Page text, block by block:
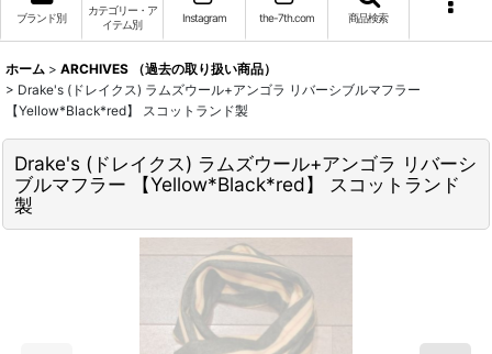
ブランド別
カテゴリー・ア
イテム別
Instagram the-7th.com 商品検索
ホーム > ARCHIVES （過去の取り扱い商品）
> Drake's (ドレイクス) ラムズウール+アンゴラ リバーシブルマフラー
【Yellow*Black*red】 スコットランド製
Drake's (ドレイクス) ラムズウール+アンゴラ リバーシ
ブルマフラー 【Yellow*Black*red】 スコットランド
製